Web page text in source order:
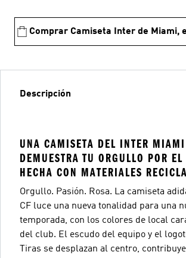
Descripción
UNA CAMISETA DEL INTER
DEMUESTRA TU ORGULLO POR
HECHA CON MATERIALES
Orgullo. Pasión. Rosa. La camiseta
CF luce una nueva tonalidad para una
temporada, con los colores de local
del club. El escudo del equipo y el
Tiras se desplazan al centro,